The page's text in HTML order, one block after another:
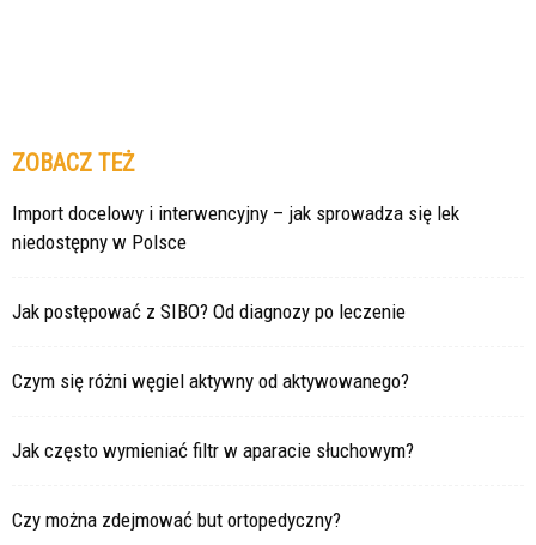
ZOBACZ TEŻ
Import docelowy i interwencyjny – jak sprowadza się lek
niedostępny w Polsce
Jak postępować z SIBO? Od diagnozy po leczenie
Czym się różni węgiel aktywny od aktywowanego?
Jak często wymieniać filtr w aparacie słuchowym?
Czy można zdejmować but ortopedyczny?